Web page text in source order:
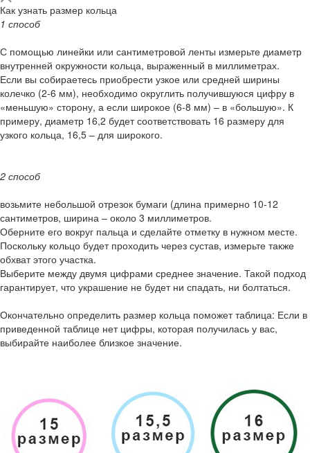
Как узнать размер кольца
1 способ
С помощью линейки или сантиметровой ленты измерьте диаметр
внутренней окружности кольца, выраженный в миллиметрах.
Если вы собираетесь приобрести узкое или средней ширины
колечко (2-6 мм), необходимо округлить получившуюся цифру в
«меньшую» сторону, а если широкое (6-8 мм) – в «большую». К
примеру, диаметр 16,2 будет соответствовать 16 размеру для
узкого кольца, 16,5 – для широкого.
2 способ
возьмите небольшой отрезок бумаги (длина примерно 10-12
сантиметров, ширина – около 3 миллиметров.
Оберните его вокруг пальца и сделайте отметку в нужном месте.
Поскольку кольцо будет проходить через сустав, измерьте также
обхват этого участка.
Выберите между двумя цифрами среднее значение. Такой подход
гарантирует, что украшение не будет ни спадать, ни болтаться.
Окончательно определить размер кольца поможет таблица: Если в
приведенной таблице нет цифры, которая получилась у вас,
выбирайте наиболее близкое значение.